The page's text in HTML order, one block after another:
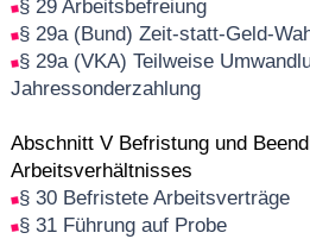
§ 29 Arbeitsbefreiung
§ 29a (Bund) Zeit-statt-Geld-
§ 29a (VKA) Teilweise
Jahressonderzahlung
Abschnitt V Befristung und
Arbeitsverhältnisses
§ 30 Befristete Arbeitsverträge
§ 31 Führung auf Probe